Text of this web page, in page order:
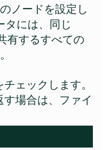
ノードを設定し
タには、同じ
有するすべての
ェックします。
場合は、ファイ